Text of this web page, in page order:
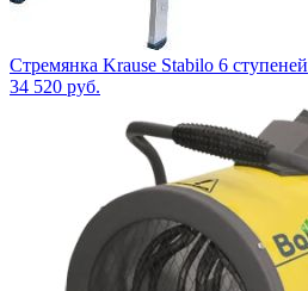
Стремянка Krause Stabilo 6 ступеней
34 520 руб.